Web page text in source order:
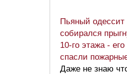
Пьяный одессит
собирался
10-го этажа - его
спасли
Даже не знаю